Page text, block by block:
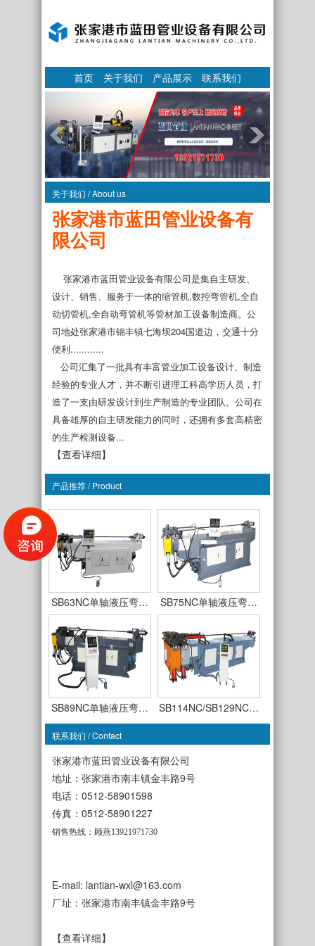
首页 关于我们 产品展示 联系我们
关于我们 / About us
张家港市蓝田管业设备有
限公司
张家港市蓝田管业设备有限公司是集自主研发、
设计、销售、服务于一体的缩管机,数控弯管机,全自
动切管机,全自动弯管机等管材加工设备制造商。公
司地处张家港市锦丰镇七海坝204国道边，交通十分
便利............
公司汇集了一批具有丰富管业加工设备设计、制造
经验的专业人才，并不断引进理工科高学历人员，打
造了一支由研发设计到生产制造的专业团队。公司在
具备雄厚的自主研发能力的同时，还拥有多套高精密
的生产检测设备...
【查看详细】
产品推荐 / Product
SB38NC单轴液压弯… SB50NC单轴液压弯…
SB63NC单轴液压弯… SB75NC单轴液压弯…
SB89NC单轴液压弯… SB114NC/SB129NC…
SB63CNC-TSR-3A全…
联系我们 / Contact
张家港市蓝田管业设备有限公司
地址：张家港市南丰镇金丰路9号
电话：0512-58901598
传真：0512-58901227
销售热线：顾燕13921971730
E-mail: lantian-wxl@163.com
厂址：张家港市南丰镇金丰路9号
【查看详细】